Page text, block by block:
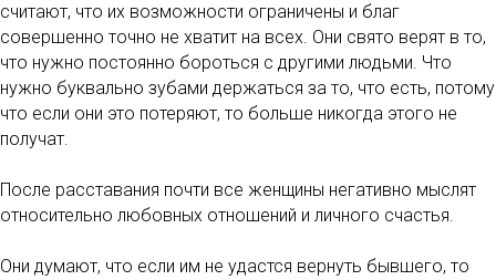
считают, что их возможности ограничены и благ
совершенно точно не хватит на всех. Они свято верят в то,
что нужно постоянно бороться с другими людьми. Что
нужно буквально зубами держаться за то, что есть, потому
что если они это потеряют, то больше никогда этого не
получат.
После расставания почти все женщины негативно мыслят
относительно любовных отношений и личного счастья.
Они думают, что если им не удастся вернуть бывшего, то